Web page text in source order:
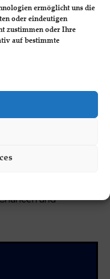
ermöglicht uns die
oder eindeutigen
zustimmen oder Ihre
auf bestimmte
um
und die...
Trends für 2024
für
und